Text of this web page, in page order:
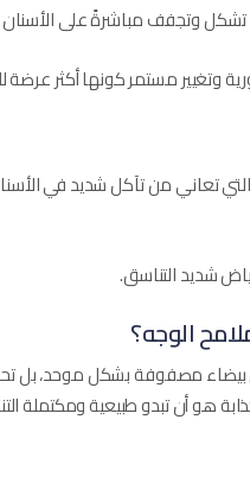
تشكل وتجفف مباشرةً على
وتغيير مستمر كونها أكثر
تعاني من تآكل شديد في
شديد التناسق.
الوجه؟
بيضاء مصفوفة بشكل موحد، بل
هو أن تبدو طبيعية ومكتملة